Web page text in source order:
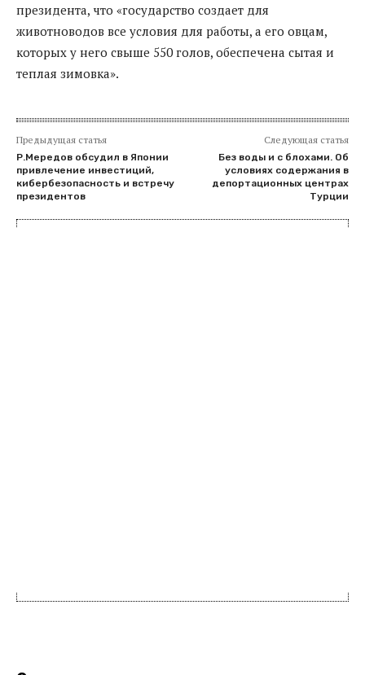
президента, что «государство создает для
животноводов все условия для работы, а его овцам,
которых у него свыше 550 голов, обеспечена сытая и
теплая зимовка».
Предыдущая статья
Р.Мередов обсудил в Японии
привлечение инвестиций,
кибербезопасность и встречу
президентов
Следующая статья
Без воды и с блохами. Об
условиях содержания в
депортационных центрах
Турции